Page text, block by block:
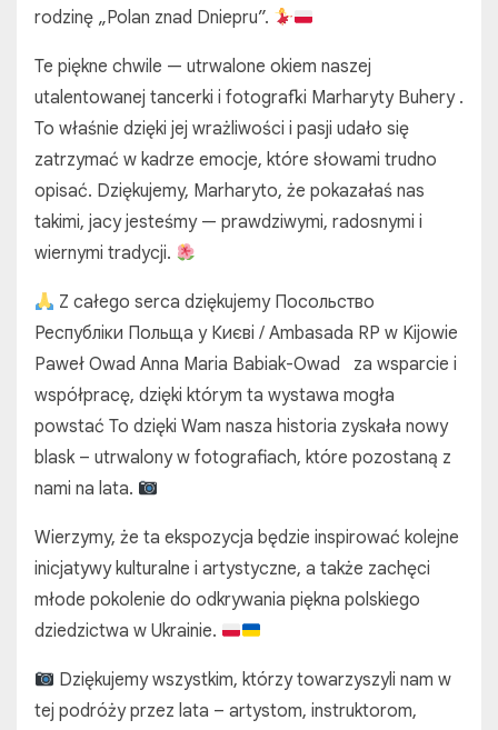
rodzinę „Polan znad Dniepru”.
Te piękne chwile — utrwalone okiem naszej
utalentowanej tancerki i fotografki Marharyty Buhery .
To właśnie dzięki jej wrażliwości i pasji udało się
zatrzymać w kadrze emocje, które słowami trudno
opisać. Dziękujemy, Marharyto, że pokazałaś nas
takimi, jacy jesteśmy — prawdziwymi, radosnymi i
wiernymi tradycji.
Z całego serca dziękujemy Посольство
Республіки Польща у Києві / Ambasada RP w Kijowie
Paweł Owad Anna Maria Babiak-Owad za wsparcie i
współpracę, dzięki którym ta wystawa mogła
powstać To dzięki Wam nasza historia zyskała nowy
blask – utrwalony w fotografiach, które pozostaną z
nami na lata.
Wierzymy, że ta ekspozycja będzie inspirować kolejne
inicjatywy kulturalne i artystyczne, a także zachęci
młode pokolenie do odkrywania piękna polskiego
dziedzictwa w Ukrainie.
Dziękujemy wszystkim, którzy towarzyszyli nam w
tej podróży przez lata – artystom, instruktorom,